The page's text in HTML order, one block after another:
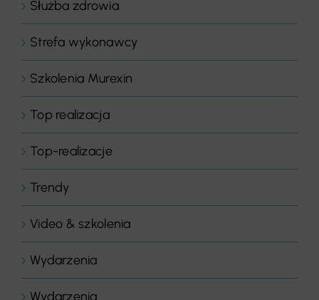
Służba zdrowia
Strefa wykonawcy
Szkolenia Murexin
Top realizacja
Top-realizacje
Trendy
Video & szkolenia
Wydarzenia
Wydarzenia